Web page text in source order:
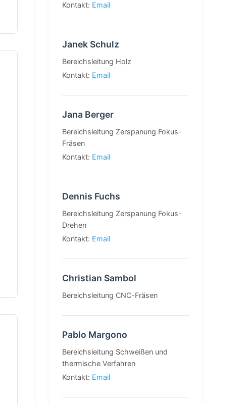
Kontakt: Email
Janek Schulz
Bereichsleitung Holz
Kontakt: Email
Jana Berger
Bereichsleitung Zerspanung Fokus-
Fräsen
Kontakt: Email
Dennis Fuchs
Bereichsleitung Zerspanung Fokus-
Drehen
Kontakt: Email
Christian Sambol
Bereichsleitung CNC-Fräsen
Pablo Margono
Bereichsleitung Schweißen und
thermische Verfahren
Kontakt: Email